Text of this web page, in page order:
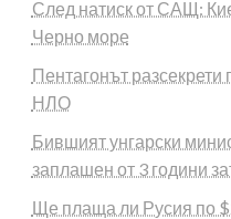
След натиск от САЩ:
Черно море
Пентагонът
НЛО
Бившият унгарски
заплашен от 3 години
Ще плаща ли Русия по